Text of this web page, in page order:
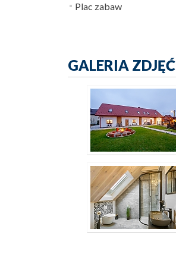
Plac zabaw
GALERIA ZDJĘĆ